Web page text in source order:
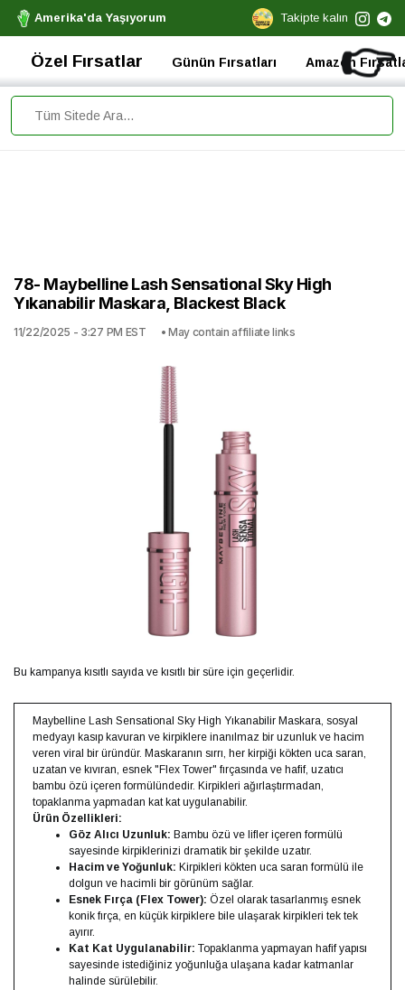
Amerika'da Yaşıyorum Takipte kalın
👉
Özel Fırsatlar Günün Fırsatları Amazon
78- Maybelline Lash Sensational Sky High
Yıkanabilir Maskara, Blackest Black
11/22/2025 - 3:27 PM EST • May contain affiliate links
Bu kampanya kısıtlı sayıda ve kısıtlı bir süre için geçerlidir.
Maybelline Lash Sensational Sky High Yıkanabilir Maskara, sosyal
medyayı kasıp kavuran ve kirpiklere inanılmaz bir uzunluk ve hacim
veren viral bir üründür. Maskaranın sırrı, her kirpiği kökten uca saran,
uzatan ve kıvıran, esnek "Flex Tower" fırçasında ve hafif, uzatıcı
bambu özü içeren formülündedir. Kirpikleri ağırlaştırmadan,
topaklanma yapmadan kat kat uygulanabilir.
Ürün Özellikleri:
Göz Alıcı Uzunluk: Bambu özü ve lifler içeren formülü
sayesinde kirpiklerinizi dramatik bir şekilde uzatır.
Hacim ve Yoğunluk: Kirpikleri kökten uca saran formülü ile
dolgun ve hacimli bir görünüm sağlar.
Esnek Fırça (Flex Tower): Özel olarak tasarlanmış esnek
konik fırça, en küçük kirpiklere bile ulaşarak kirpikleri tek tek
ayırır.
Kat Kat Uygulanabilir: Topaklanma yapmayan hafif yapısı
sayesinde istediğiniz yoğunluğa ulaşana kadar katmanlar
halinde sürülebilir.